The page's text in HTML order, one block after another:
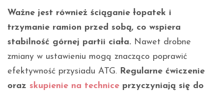
Ważne jest również ściąganie łopatek i
trzymanie ramion przed sobą, co wspiera
stabilność górnej partii ciała. Nawet drobne
zmiany w ustawieniu mogą znacząco poprawić
efektywność przysiadu ATG. Regularne ćwiczenie
oraz skupienie na technice przyczyniają się do